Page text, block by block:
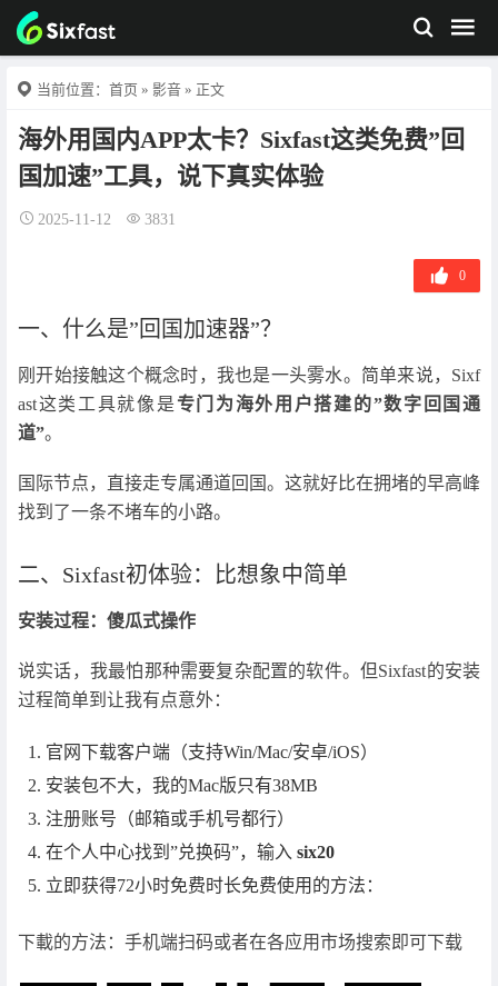
当前位置： 首页 » 影音 » 正文
海外用国内APP太卡？Sixfast这类免费”回
国加速”工具，说下真实体验
2025-11-12 3831
0
一、什么是”回国加速器”？
刚开始接触这个概念时，我也是一头雾水。简单来说，Sixf
ast这类工具就像是 专门为海外用户搭建的”数字回国通
道”。
国际节点，直接走专属通道回国。这就好比在拥堵的早高峰
找到了一条不堵车的小路。
二、Sixfast初体验：比想象中简单
安装过程：傻瓜式操作
说实话，我最怕那种需要复杂配置的软件。但Sixfast的安装
过程简单到让我有点意外：
官网下载客户端（支持Win/Mac/安卓/iOS）
安装包不大，我的Mac版只有38MB
注册账号（邮箱或手机号都行）
在个人中心找到”兑换码”，输入six20
立即获得72小时免费时长免费使用的方法：
下載的方法：手机端扫码或者在各应用市场搜索即可下载